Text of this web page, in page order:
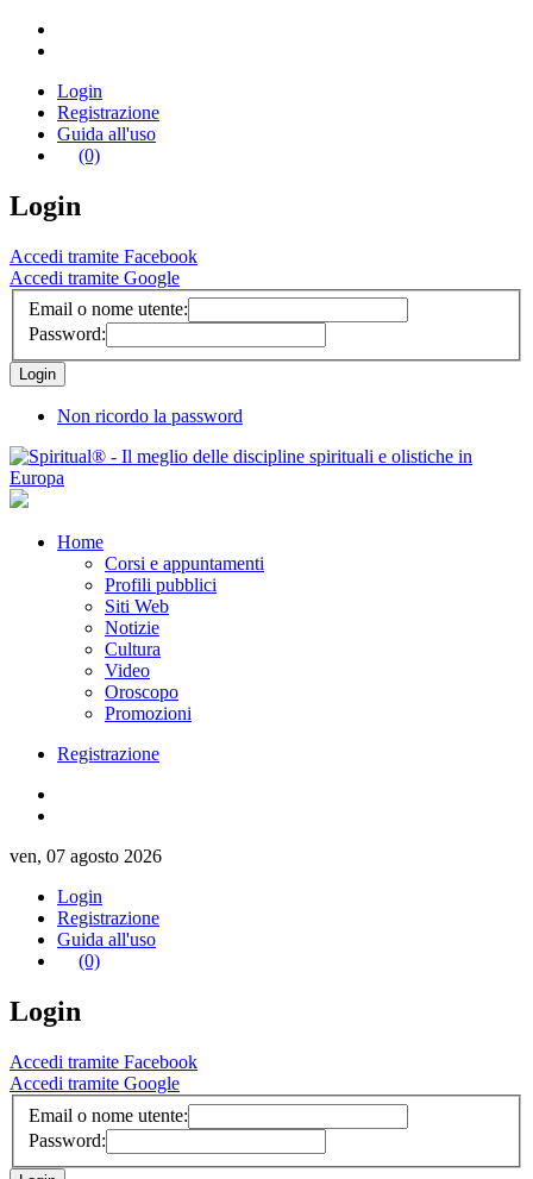
Login
Registrazione
Guida all'uso
(0)
Login
Accedi tramite Facebook
Accedi tramite Google
Email o nome utente:
Password:
Non ricordo la password
Home
Corsi e appuntamenti
Profili pubblici
Siti Web
Notizie
Cultura
Video
Oroscopo
Promozioni
Registrazione
ven, 07 agosto 2026
Login
Registrazione
Guida all'uso
(0)
Login
Accedi tramite Facebook
Accedi tramite Google
Email o nome utente:
Password: